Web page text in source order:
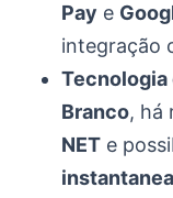
Pay e
integração
Tecnologia
Branco, há
NET e